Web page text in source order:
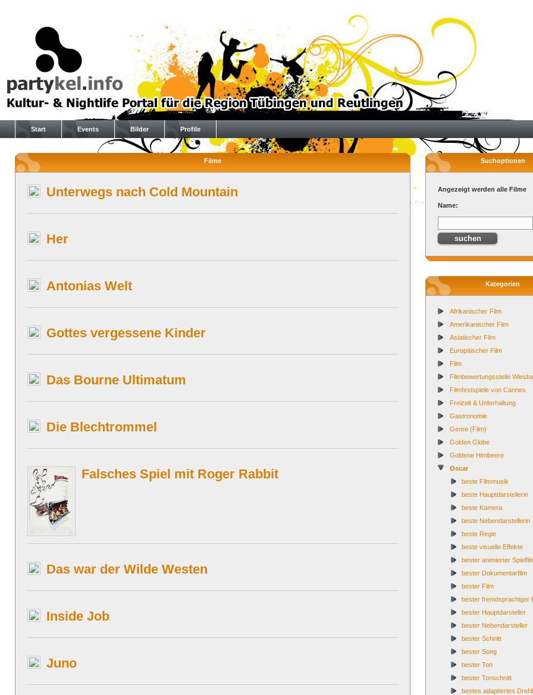
Start Events Bilder Profile
Filme
Unterwegs nach Cold Mountain
Her
Antonias Welt
Gottes vergessene Kinder
Das Bourne Ultimatum
Die Blechtrommel
Falsches Spiel mit Roger Rabbit
Das war der Wilde Westen
Inside Job
Juno
Suchoptionen
Angezeigt werden alle Filme
Name:
Kategorien
Afrikanischer Film
Amerikanischer Film
Asiatischer Film
Europäischer Film
Film
Filmbewertungsstelle
Filmfestspiele von Cannes
Freizeit & Unterhaltung
Gastronomie
Genre (Film)
Golden Globe
Goldene Himbeere
Oscar
beste Filmmusik
beste Hauptdarstellerin
beste Kamera
beste Nebendarstellerin
beste Regie
beste visuelle Effekte
bester animierter
bester Dokumentarfilm
bester Film
bester fremdsprachiger
bester Hauptdarsteller
bester Nebendarsteller
bester Schnitt
bester Song
bester Ton
bester Tonschnitt
bestes adaptiertes